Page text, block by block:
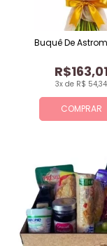
COMPRAR
3x de R$ 54,34
Buquê De